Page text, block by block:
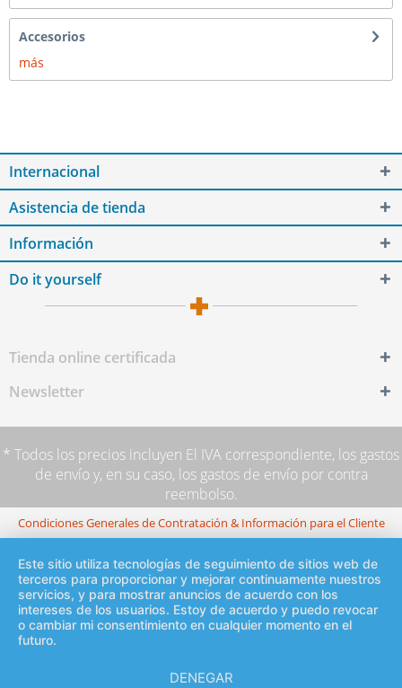
Accesorios
más
Internacional
Asistencia de tienda
Información
Do it yourself
Tienda online certificada
Newsletter
* Todos los precios incluyen El IVA correspondiente, los gastos
de envíoy, en su caso, los gastos de envío por contra
reembolso.
Condiciones Generales de Contratación & Información para el Cliente
Este sitio utiliza tecnologías de seguimiento de sitios web de
terceros para proporcionar y mejorar continuamente nuestros
servicios, y para mostrar anuncios de acuerdo con los
intereses de los usuarios. Estoy de acuerdo y puedo revocar
o cambiar mi consentimiento en cualquier momento en el
futuro.
DENEGAR